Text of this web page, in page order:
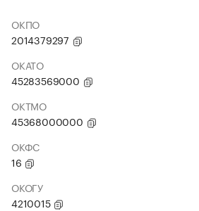
ОКПО
2014379297
ОКАТО
45283569000
ОКТМО
45368000000
ОКФС
16
ОКОГУ
4210015